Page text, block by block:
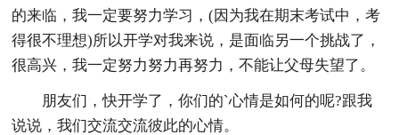
的来临，我一定要努力学习，(因为我在期末考试中，考
得很不理想)所以开学对我来说，是面临另一个挑战了，
很高兴，我一定努力努力再努力，不能让父母失望了。
朋友们，快开学了，你们的`心情是如何的呢?跟我
说说，我们交流交流彼此的心情。